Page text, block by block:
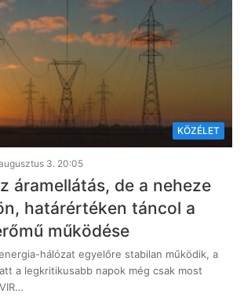
KÖZÉLET
3. 20:05
áramellátás, de a neheze
határértéken táncol a
működése
hálózat egyelőre stabilan működik, a
a legkritikusabb napok még csak most